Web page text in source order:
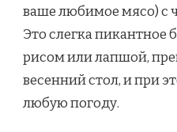
ваше любимое мясо) с
Это слегка пикантное
рисом или лапшой,
весенний стол, и при
любую погоду.